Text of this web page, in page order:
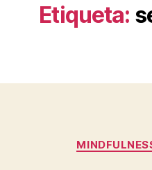
Etiqueta: